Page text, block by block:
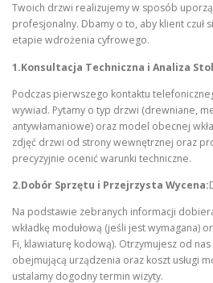
Twoich drzwi realizujemy w sposób
profesjonalny. Dbamy o to, aby klient czuł
etapie wdrożenia cyfrowego.
1.Konsultacja Techniczna i Analiza
Podczas pierwszego kontaktu
wywiad. Pytamy o typ drzwi (drewniane,
antywłamaniowe) oraz model obecnej
zdjęć drzwi od strony wewnętrznej oraz
precyzyjnie ocenić warunki techniczne.
2.Dobór Sprzętu i Przejrzysta Wycena:
Na podstawie zebranych informacji
wkładkę modułową (jeśli jest wymagana)
Fi, klawiaturę kodową). Otrzymujesz od
obejmującą urządzenia oraz koszt usługi
ustalamy dogodny termin wizyty.